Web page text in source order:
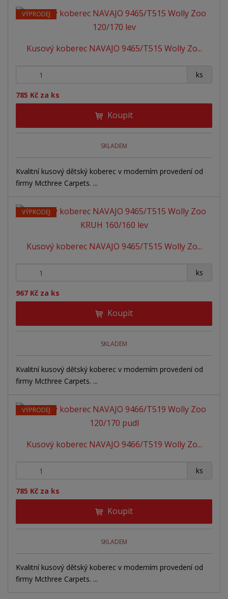
VÝPRODEJ
Kusový koberec NAVAJO 9465/T515 Wolly Zo...
785 Kč za ks
ks
+-
Koupit
SKLADEM
Kvalitní kusový dětský koberec v moderním provedení od
firmy Mcthree Carpets. ...
VÝPRODEJ
Kusový koberec NAVAJO 9465/T515 Wolly Zo...
967 Kč za ks
ks
+-
Koupit
SKLADEM
Kvalitní kusový dětský koberec v moderním provedení od
firmy Mcthree Carpets. ...
VÝPRODEJ
Kusový koberec NAVAJO 9466/T519 Wolly Zo...
785 Kč za ks
ks
+-
Koupit
SKLADEM
Kvalitní kusový dětský koberec v moderním provedení od
firmy Mcthree Carpets. ...